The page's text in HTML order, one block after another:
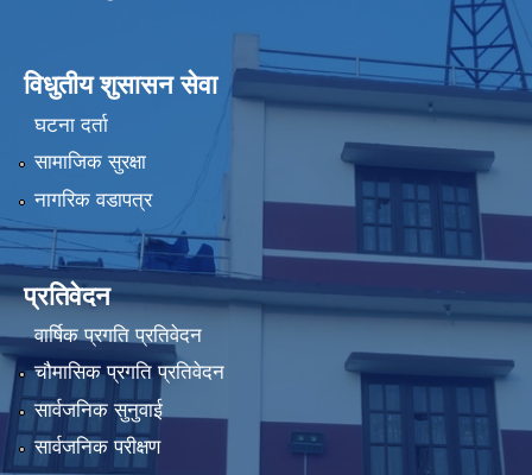
विधुतीय शुसासन सेवा
घटना दर्ता
सामाजिक सुरक्षा
नागरिक वडापत्र
प्रतिवेदन
वार्षिक प्रगति प्रतिवेदन
चौमासिक प्रगति प्रतिवेदन
सार्वजनिक सुनुवाई
सार्वजनिक परीक्षण